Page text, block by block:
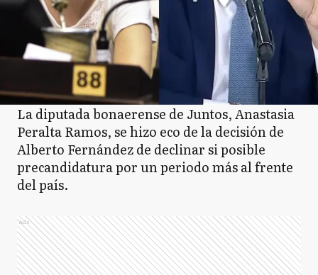
La diputada bonaerense de Juntos, Anastasia
Peralta Ramos, se hizo eco de la decisión de
Alberto Fernández de declinar si posible
precandidatura por un periodo más al frente
del país.
Ads